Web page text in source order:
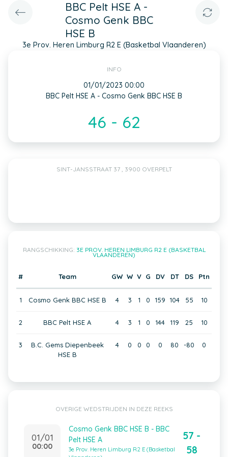
BBC Pelt HSE A -
Cosmo Genk BBC
HSE B
3e Prov. Heren Limburg R2 E (Basketbal Vlaanderen)
INFO
01/01/2023 00:00
BBC Pelt HSE A - Cosmo Genk BBC HSE B
46 - 62
SINT-JANSSTRAAT 37 , 3900 OVERPELT
RANGSCHIKKING: 3E PROV. HEREN LIMBURG R2 E (BASKETBAL
VLAANDEREN)
# Team GW W V G DV DT DS Ptn
1 Cosmo Genk BBC HSE B 4 3 1 0 159 104 55 10
2 BBC Pelt HSE A 4 3 1 0 144 119 25 10
3
B.C. Gems Diepenbeek
HSE B
4 0 0 0 0 80 -80 0
OVERIGE WEDSTRIJDEN IN DEZE REEKS
01/01
00:00
Cosmo Genk BBC HSE B - BBC
Pelt HSE A
3e Prov. Heren Limburg R2 E (Basketbal
57 -
58